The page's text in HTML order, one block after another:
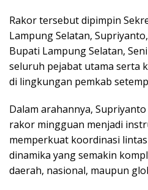
Rakor tersebut dipimpin
Lampung Selatan,
Bupati Lampung Selatan,
seluruh pejabat utama serta
di lingkungan pemkab
Dalam arahannya,
rakor mingguan menjadi
memperkuat koordinasi
dinamika yang semakin
daerah, nasional, maupun